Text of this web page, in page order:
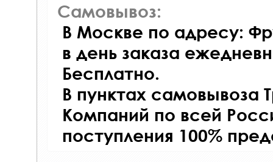
Самовывоз:
В Москве по адресу:
в день заказа
Бесплатно.
В пунктах самовывоза
Компаний по всей
поступления 100%